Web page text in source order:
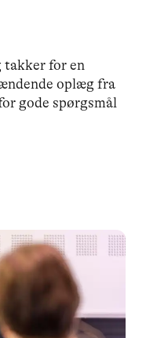
takker for en
oplæg fra
gode spørgsmål